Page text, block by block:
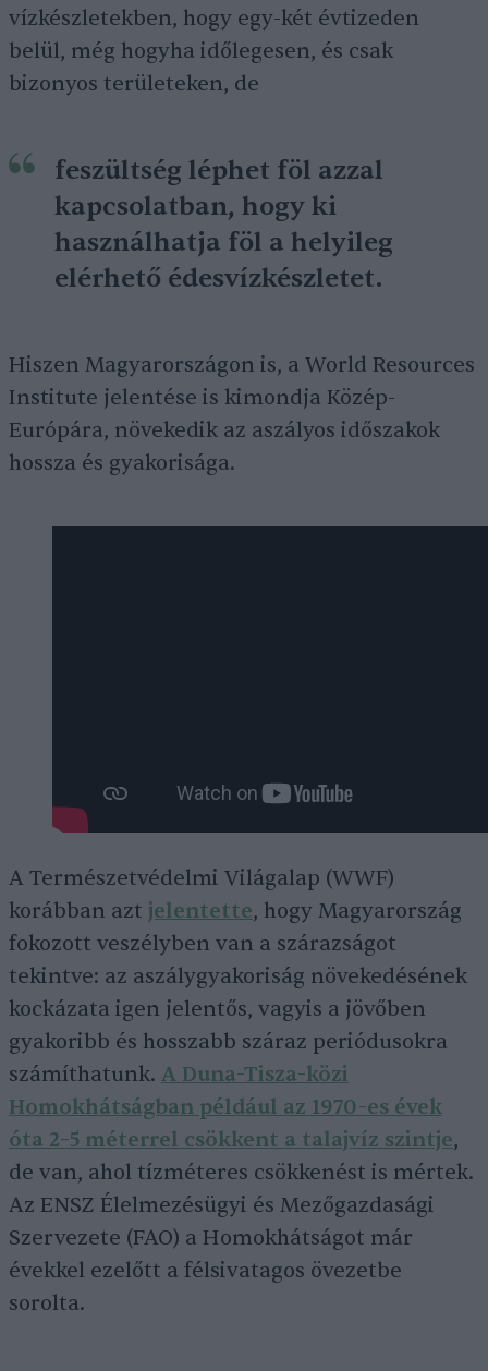
vízkészletekben, hogy egy-két évtizeden
belül, még hogyha időlegesen, és csak
bizonyos területeken, de
feszültség léphet föl azzal
kapcsolatban, hogy ki
használhatja föl a helyileg
elérhető édesvízkészletet.
Hiszen Magyarországon is, a World Resources
Institute jelentése is kimondja Közép-
Európára, növekedik az aszályos időszakok
hossza és gyakorisága.
A Természetvédelmi Világalap (WWF)
korábban azt jelentette, hogy Magyarország
fokozott veszélyben van a szárazságot
tekintve: az aszálygyakoriság növekedésének
kockázata igen jelentős, vagyis a jövőben
gyakoribb és hosszabb száraz periódusokra
számíthatunk. A Duna-Tisza-közi
Homokhátságban például az 1970-es évek
óta 2–5 méterrel csökkent a talajvíz szintje,
de van, ahol tízméteres csökkenést is mértek.
Az ENSZ Élelmezésügyi és Mezőgazdasági
Szervezete (FAO) a Homokhátságot már
évekkel ezelőtt a félsivatagos övezetbe
sorolta.